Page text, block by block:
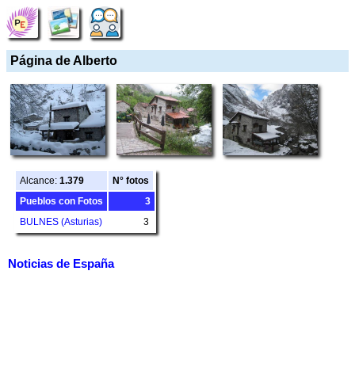
Página de Alberto
Alcance: 1.379
N° fotos
Pueblos con Fotos
3
BULNES (Asturias)
3
Noticias de España